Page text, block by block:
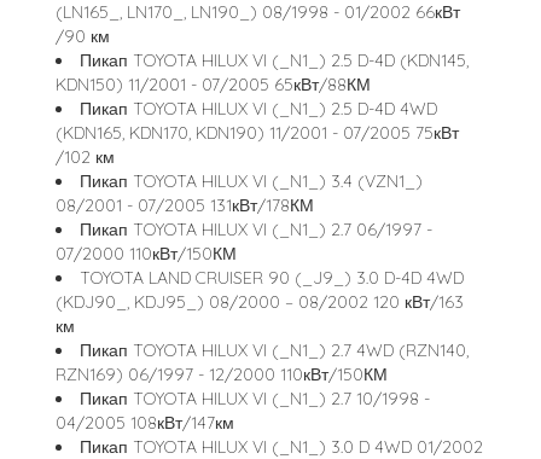
(LN165_, LN170_, LN190_) 08/1998 - 01/2002 66кВт
/90 км
Пикап TOYOTA HILUX VI (_N1_) 2.5 D-4D (KDN145,
KDN150) 11/2001 - 07/2005 65кВт/88КМ
Пикап TOYOTA HILUX VI (_N1_) 2.5 D-4D 4WD
(KDN165, KDN170, KDN190) 11/2001 - 07/2005 75кВт
/102 км
Пикап TOYOTA HILUX VI (_N1_) 3.4 (VZN1_)
08/2001 - 07/2005 131кВт/178КМ
Пикап TOYOTA HILUX VI (_N1_) 2.7 06/1997 -
07/2000 110кВт/150КМ
TOYOTA LAND CRUISER 90 (_J9_) 3.0 D-4D 4WD
(KDJ90_, KDJ95_) 08/2000 – 08/2002 120 кВт/163
км
Пикап TOYOTA HILUX VI (_N1_) 2.7 4WD (RZN140,
RZN169) 06/1997 - 12/2000 110кВт/150КМ
Пикап TOYOTA HILUX VI (_N1_) 2.7 10/1998 -
04/2005 108кВт/147км
Пикап TOYOTA HILUX VI (_N1_) 3.0 D 4WD 01/2002